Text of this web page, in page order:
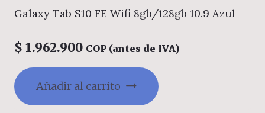
Galaxy Tab S10 FE Wifi 8gb/128gb 10.9 Azul
$ 1.962.900 COP (antes de IVA)
Añadir al carrito